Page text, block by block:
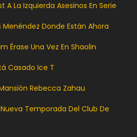
A La Izquierda Asesinos En Serie
Menéndez Donde Están Ahora
Érase Una Vez En Shaolin
Casado Ice T
Rebecca Zahau
Temporada Del Club De